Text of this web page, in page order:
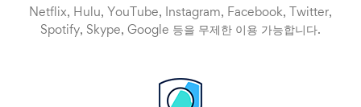
Netflix, Hulu, YouTube, Instagram, Facebook, Twitter,
Spotify, Skype, Google 등을 무제한 이용 가능합니다.